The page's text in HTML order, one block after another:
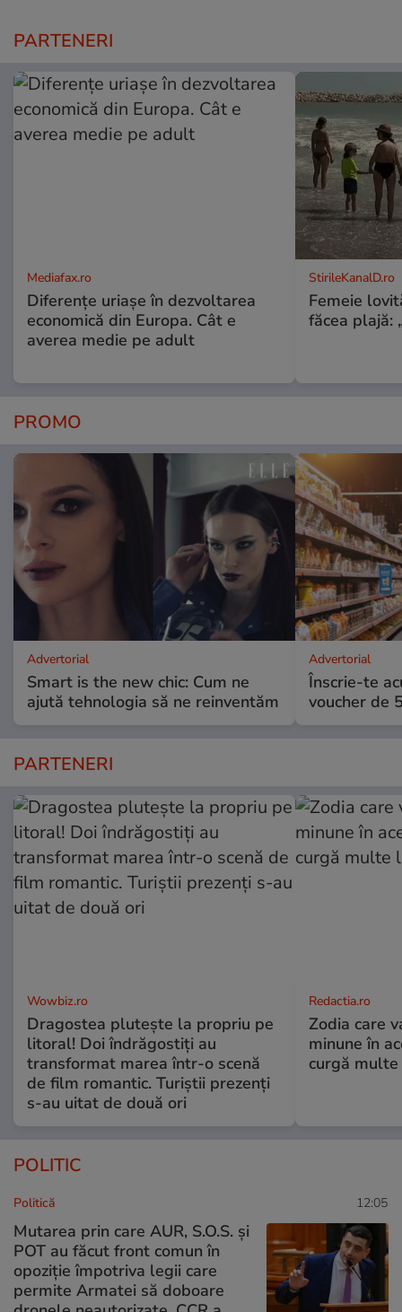
PARTENERI
Mediafax.ro
Diferențe uriașe în dezvoltarea
economică din Europa. Cât e
averea medie pe adult
StirileKanalD.ro
Femeie
făcea plajă:
PROMO
Advertorial
Smart is the new chic: Cum ne
ajută tehnologia să ne reinventăm
Advertorial
Înscrie-te
voucher de
PARTENERI
Wowbiz.ro
Dragostea plutește la propriu pe
litoral! Doi îndrăgostiți au
transformat marea într-o scenă
de film romantic. Turiștii prezenți
s-au uitat de două ori
Redactia.ro
Zodia care
minune în
curgă
POLITIC
Politică 12:05
Mutarea prin care AUR, S.O.S. și
POT au făcut front comun în
opoziție împotriva legii care
permite Armatei să doboare